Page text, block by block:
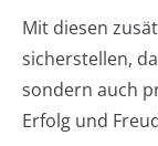
Mit diesen
sicherstellen,
sondern auch
Erfolg und